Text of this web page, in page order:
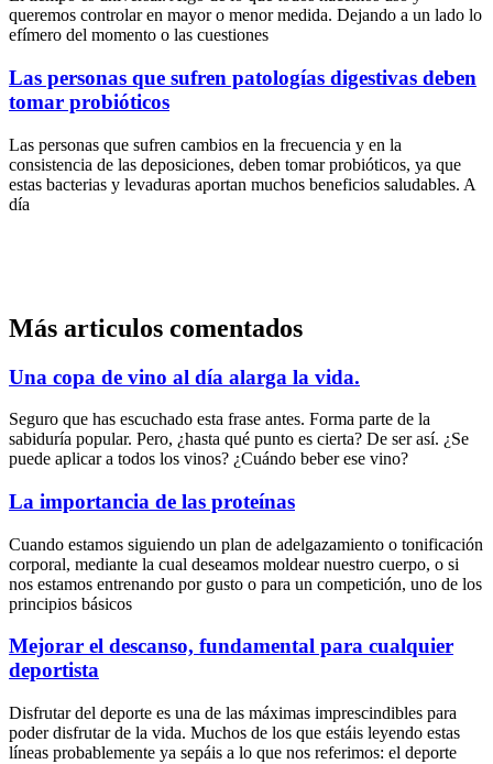
queremos controlar en mayor o menor medida. Dejando a un lado lo
efímero del momento o las cuestiones
Las personas que sufren patologías digestivas deben
tomar probióticos
Las personas que sufren cambios en la frecuencia y en la
consistencia de las deposiciones, deben tomar probióticos, ya que
estas bacterias y levaduras aportan muchos beneficios saludables. A
día
Más articulos comentados
Una copa de vino al día alarga la vida.
Seguro que has escuchado esta frase antes. Forma parte de la
sabiduría popular. Pero, ¿hasta qué punto es cierta? De ser así. ¿Se
puede aplicar a todos los vinos? ¿Cuándo beber ese vino?
La importancia de las proteínas
Cuando estamos siguiendo un plan de adelgazamiento o tonificación
corporal, mediante la cual deseamos moldear nuestro cuerpo, o si
nos estamos entrenando por gusto o para un competición, uno de los
principios básicos
Mejorar el descanso, fundamental para cualquier
deportista
Disfrutar del deporte es una de las máximas imprescindibles para
poder disfrutar de la vida. Muchos de los que estáis leyendo estas
líneas probablemente ya sepáis a lo que nos referimos: el deporte